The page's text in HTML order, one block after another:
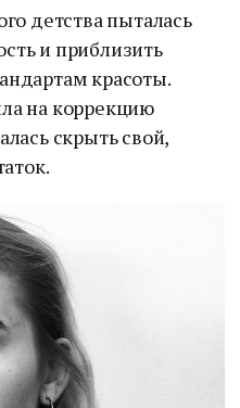
детства пыталась
и приблизить
красоты.
на коррекцию
скрыть свой,